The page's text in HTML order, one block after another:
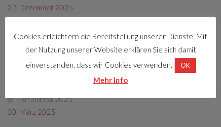
22. Dezember 2025
4. Oktober 2025
Fotos Florianifest 2025
Florianifest 2025
30. März 2025
Cookies erleichtern die Bereitstellung unserer Dienste. Mit
der Nutzung unserer Website erklären Sie sich damit
einverstanden, dass wir Cookies verwenden.
OK
Mehr Info